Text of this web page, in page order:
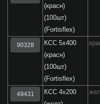
(красн)
(100шт)
(Fortisflex)
90328
КСС 5х400
(красн)
(100шт)
(Fortisflex)
49431
КСС 4х200